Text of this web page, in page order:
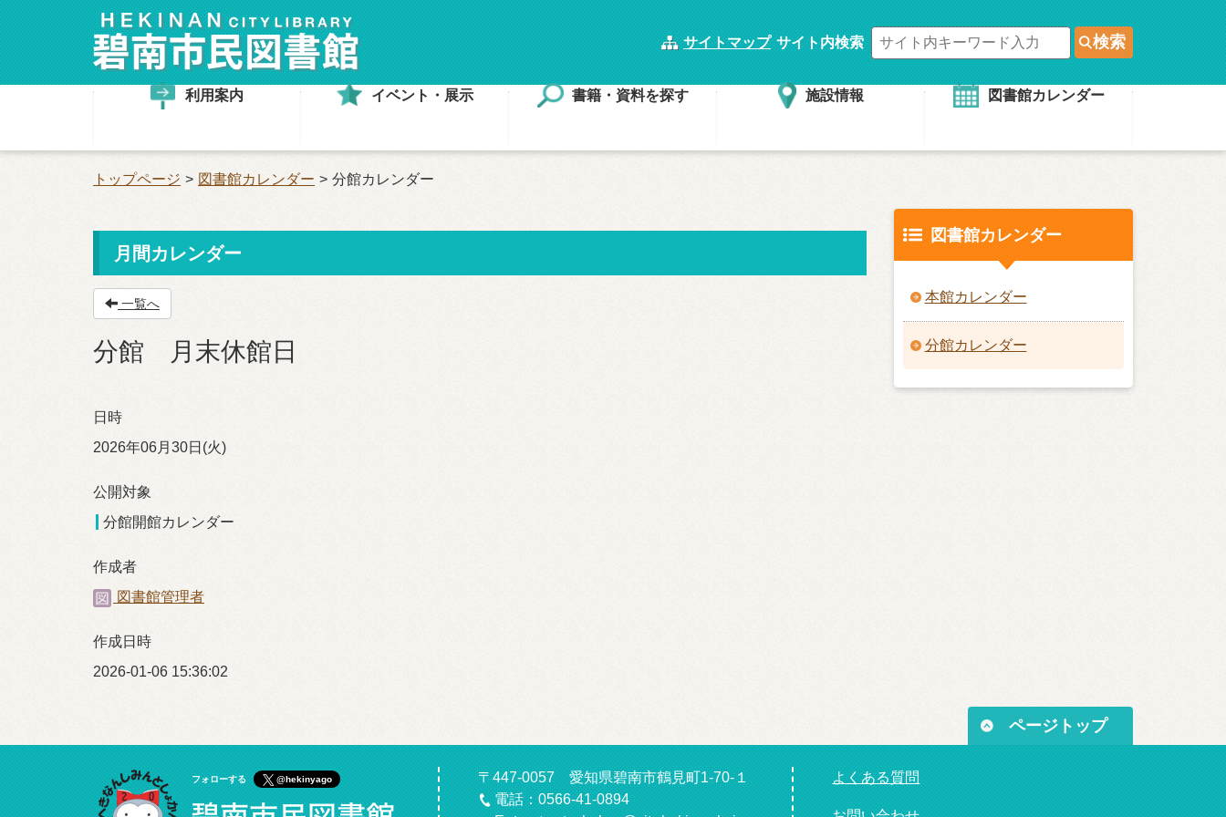
サイトマップ サイト内検索 検索
利用案内 イベント・展示 書籍・資料を探す 施設情報 図書館カレンダー
トップページ 図書館カレンダー 分館カレンダー
月間カレンダー
一覧へ
分館 月末休館日
日時
2026年06月30日(火)
公開対象
分館開館カレンダー
作成者
図書館管理者
作成日時
2026-01-06 15:36:02
図書館カレンダー
本館カレンダー
分館カレンダー
ページトップ
フォローする @hekinyago
〒447-0057 愛知県碧南市鶴見町1-70-１
電話：0566-41-0894
よくある質問